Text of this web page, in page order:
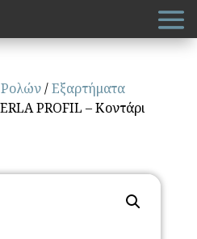
/Εξαρτήματα
PROFIL – Κοντάρι